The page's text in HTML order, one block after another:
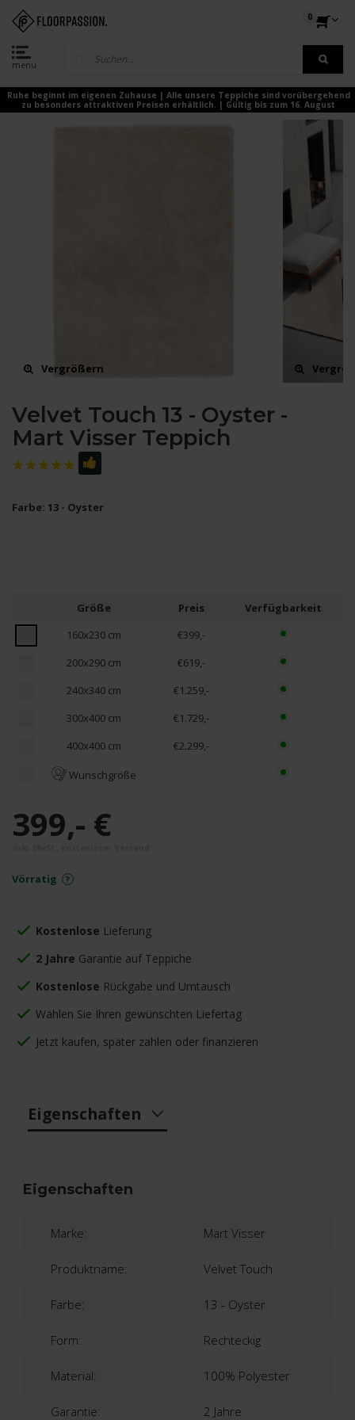
menu
0
Ruhe beginnt im eigenen Zuhause | Alle unsere Teppiche sind vorübergehend
zu besonders attraktiven Preisen erhältlich. | Gültig bis zum 16. August
Vergrößern
Velvet Touch 13 - Oyster -
Mart Visser Teppich
Farbe: 13 - Oyster
Größe Preis
Verfügbarkeit
160x230 cm
€399,-
200x290 cm
€619,-
240x340 cm
€1.259,-
300x400 cm
€1.729,-
400x400 cm
€2.299,-
Wunschgröße
399,- €
Vörratig
Kostenlose Lieferung
2 Jahre Garantie auf Teppiche
Kostenlose Rückgabe und Umtausch
Wählen Sie Ihren gewünschten Liefertag
Jetzt kaufen, später zahlen oder finanzieren
Eigenschaften
Eigenschaften
Marke: Mart Visser
Produktname: Velvet Touch
Farbe: 13 - Oyster
Form: Rechteckig
Material: 100% Polyester
Garantie: 2 Jahre